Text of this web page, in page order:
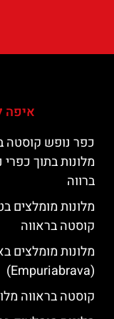
איפה
כפר נופש קוסטה
מלונות בתוך
ברווה
קוסטה בראווה
מלונות מומלצים
(Empuriabrava)
קוסטה בראווה